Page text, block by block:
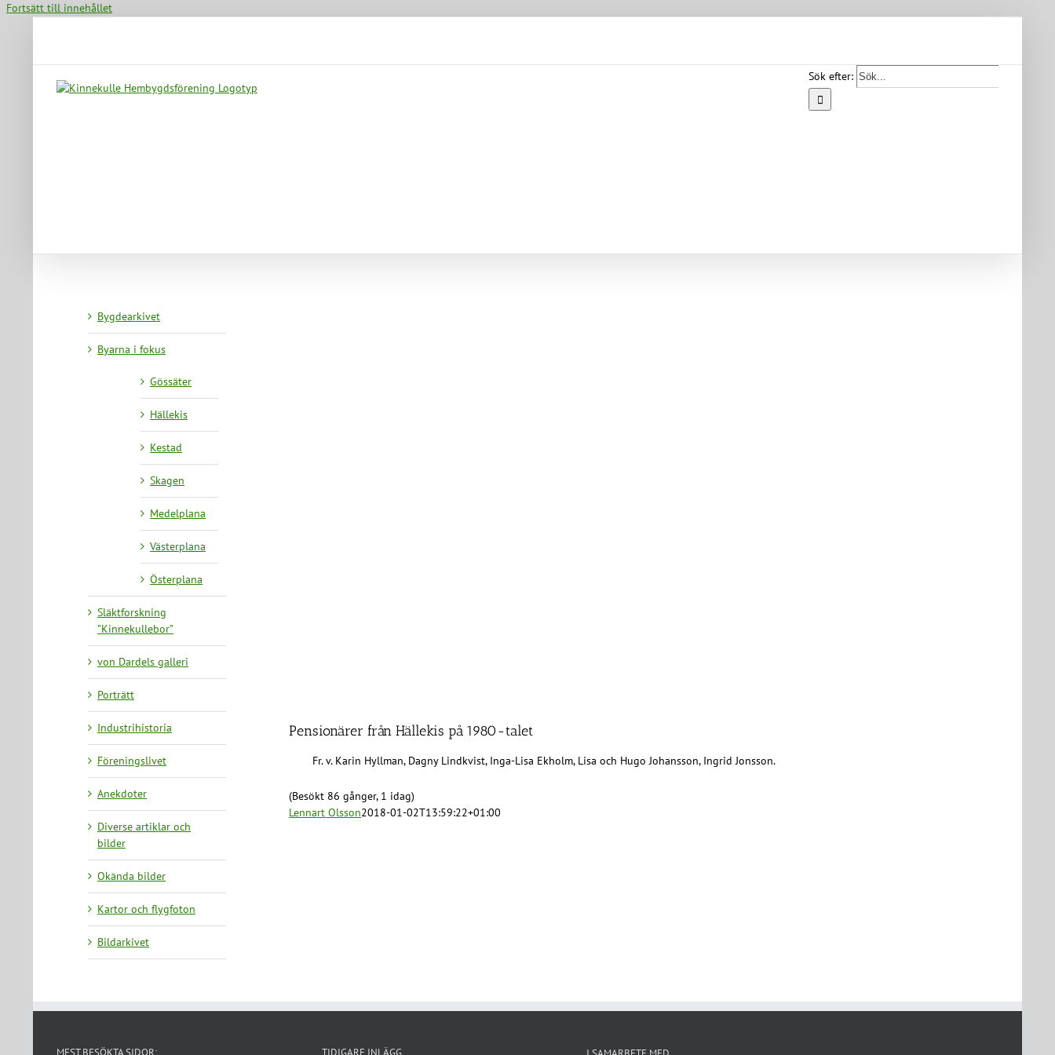
Fortsätt till innehållet
Sök efter:
Pensionärer från Hällekis på 1980-talet
Fr. v. Karin Hyllman, Dagny Lindkvist, Inga-Lisa Ekholm, Lisa och Hugo Johansson, Ingrid Jonsson.
(Besökt 86 gånger, 1 idag)
Lennart Olsson2018-01-02T13:59:22+01:00
Bygdearkivet
Byarna i fokus
Gössäter
Hällekis
Kestad
Skagen
Medelplana
Västerplana
Österplana
Släktforskning
”Kinnekullebor”
von Dardels galleri
Porträtt
Industrihistoria
Föreningslivet
Anekdoter
Diverse artiklar och
bilder
Okända bilder
Kartor och flygfoton
Bildarkivet
MEST BESÖKTA SIDOR: TIDIGARE INLÄGG